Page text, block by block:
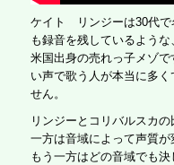
ケイト リンジーは30代で
も録音を残しているような
米国出身の売れっ子メゾ
い声で歌う人が本当に多
せん。
リンジーとコリバルスカの
一方は音域によって声質が
もう一方はどの音域でも